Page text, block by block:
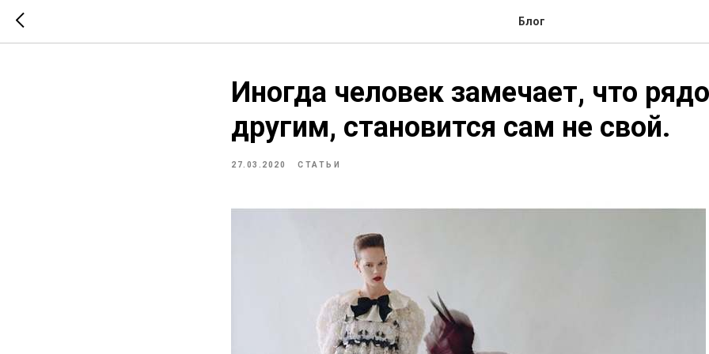
Блог
Иногда человек замечает, что
другим, становится сам не свой.
27.03.2020 СТАТЬИ